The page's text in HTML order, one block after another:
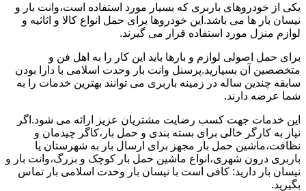
یکی از خودروهای باربری که بسیار مورد استفاده است،وانت بار و
نیسان بار ها می باشد.این خودروها برای حمل انواع کالا و اثاثیه و
لوازم منزل مورد استفاده قرار می گیرند.
برای حمل اصولی لوازم و بارها باید این کار را به اهل فن و
متخصصین آن بسپارید.پرسنل وانت بار وحدت اسلامی با دارا بودن
سابقه چندین ساله در زمینه باربری می توانند بهترین خدمات را به
شما عرضه دارند.
این خدمات جهت کسب رضایت مشتریان عزیز ارائه می شود.اگر
نیاز به کارگر خالی برای بسته بندی و حمل بار،کاگر چیدمان و
نظافت،ماشین حمل بار مجهز برای ارسال بار به شهرستان یا
باربری درون شهری،انواع ماشین حمل بار کوچک و بزرگ،وانت بار و
نیسان بار دارید: کافی است با نیسان بار وحدت اسلامی بار تماس
بگیرید.